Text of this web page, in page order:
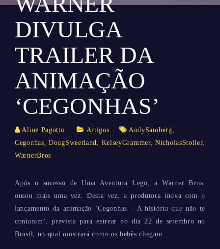
DIVULGA
TRAILER DA
ANIMAÇÃO
‘CEGONHAS’
Aline Pagotto Artigos AndySamberg,
Cegonhas,DougSweetland, KelseyGrammer,NicholasStoller,
WarnerBros
Após o sucesso de Uma Aventura Lego, a Warner Bros.
ousou mais uma vez. Desta vez, a produtora inova com o
lançamento da animação ‘Cegonhas – A história que não te
contaram’, prevista para estrear no dia 22 de setembro no
Brasil, no qual mostrará como os bebês chegam.